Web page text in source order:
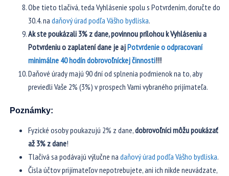
Obe tieto tlačivá, teda Vyhlásenie spolu s Potvrdením, doručte do
30.4. na daňový úrad podľa Vášho bydliska.
Ak ste poukázali 3% z dane, povinnou prílohou k Vyhláseniu a
Potvrdeniu o zaplatení dane je ajPotvrdenie o odpracovaní
minimálne 40 hodín dobrovoľníckej činnosti!!!
Daňové úrady majú 90 dní od splnenia podmienok na to, aby
previedli Vaše 2% (3%) v prospech Vami vybraného prijímateľa.
Poznámky:
Fyzické osoby poukazujú 2% z dane,dobrovoľníci môžu poukázať
až 3% z dane!
Tlačivá sa podávajú výlučne na daňový úrad podľa Vášho bydliska.
Čísla účtov prijímateľov nepotrebujete, ani ich nikde neuvádzate,